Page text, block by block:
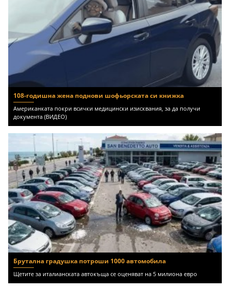
108-годишна жена поднови шофьорската си книжка
Американката покри всички медицински изисквания, за да получи
документа (ВИДЕО)
Брутална градушка потроши 1000 автомобила
Щетите за италианската автокъща се оценяват на 5 милиона евро